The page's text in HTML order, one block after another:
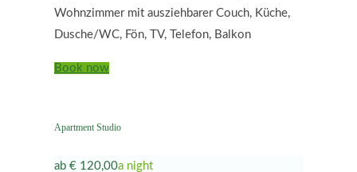
Wohnzimmer mit ausziehbarer Couch, Küche,
Dusche/WC, Fön, TV, Telefon, Balkon
Book now
Apartment Studio
ab € 120,00a night